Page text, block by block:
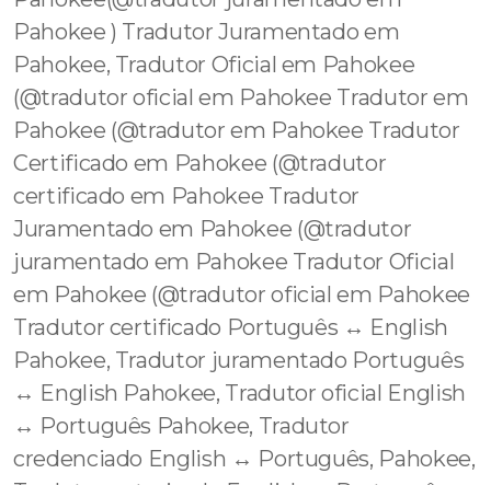
Pahokee ) Tradutor Juramentado em
Pahokee, Tradutor Oficial em Pahokee
(@tradutor oficial em Pahokee Tradutor em
Pahokee (@tradutor em Pahokee Tradutor
Certificado em Pahokee (@tradutor
certificado em Pahokee Tradutor
Juramentado em Pahokee (@tradutor
juramentado em Pahokee Tradutor Oficial
em Pahokee (@tradutor oficial em Pahokee
Tradutor certificado Português ↔️ English
Pahokee, Tradutor juramentado Português
↔️ English Pahokee, Tradutor oficial English
↔️ Português Pahokee, Tradutor
credenciado English ↔️ Português, Pahokee,